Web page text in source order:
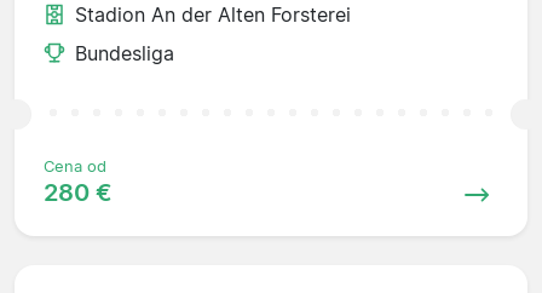
Stadion An der Alten Forsterei
Bundesliga
Cena od
280 €